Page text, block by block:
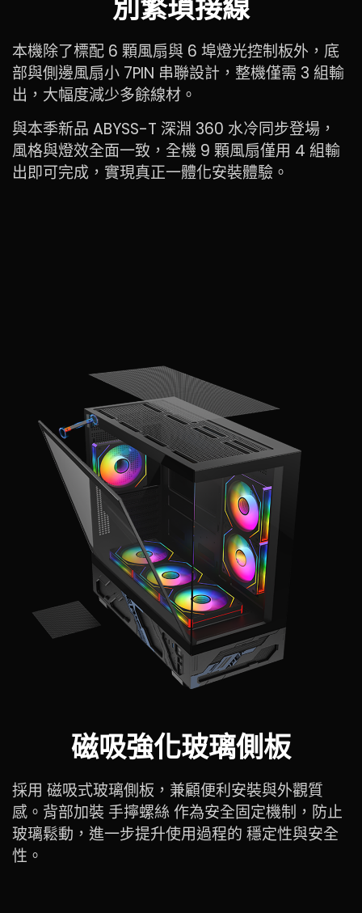
本機除了標配 6 顆風扇與 6 埠燈光控制板外，底
部與側邊風扇小 7PIN 串聯設計，整機僅需 3 組輸
出，大幅度減少多餘線材。
與本季新品 ABYSS-T 深淵 360 水冷同步登場，
風格與燈效全面一致，全機 9 顆風扇僅用 4 組輸
出即可完成，實現真正一體化安裝體驗。
磁吸強化玻璃側板
採用 磁吸式玻璃側板，兼顧便利安裝與外觀質
感。背部加裝 手擰螺絲 作為安全固定機制，防止
玻璃鬆動，進一步提升使用過程的 穩定性與安全
性。